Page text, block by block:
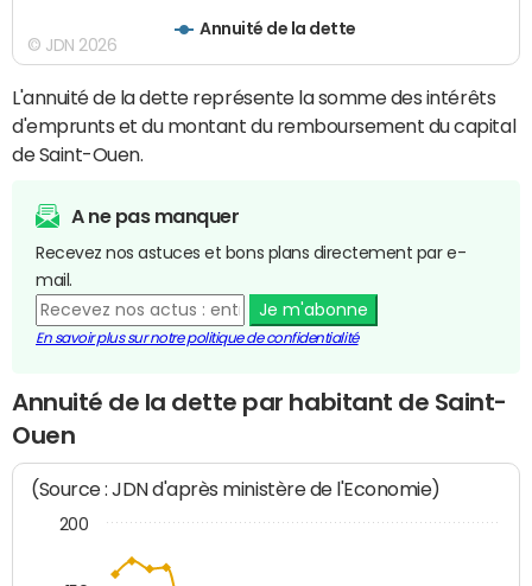
Annuité de la dette
© JDN 2026
L'annuité de la dette représente la somme des intérêts
d'emprunts et du montant du remboursement du capital
de Saint-Ouen.
A ne pas manquer
Recevez nos astuces et bons plans directement par e-
mail.
Je m'abonne
En savoir plus sur notre politique de confidentialité
Annuité de la dette par habitant de Saint-
Ouen
(Source : JDN d'après ministère de l'Economie)
200